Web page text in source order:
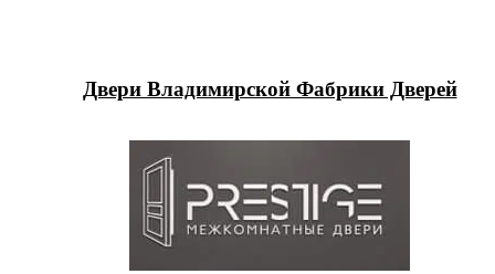
Двери Владимирской Фабрики Дверей